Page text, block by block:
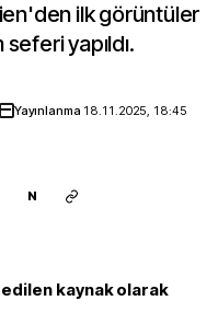
ilk görüntüler
yapıldı.
Yayınlanma 18.11.2025, 18:45
N
kaynak olarak